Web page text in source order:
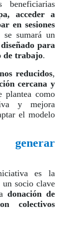
acceder a
en sesiones
sumará un
para
de trabajo.
reducidos,
cercana y
plantea como
y mejora
el modelo
es la
socio clave
donación de
colectivos